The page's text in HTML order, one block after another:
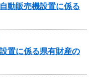
動販売機設置に係る
置に係る県有財産の